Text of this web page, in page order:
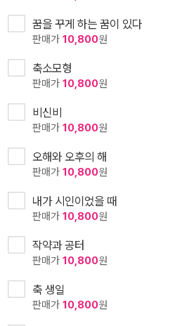
꿈을 꾸게 하는 꿈이 있다
판매가 10,800원
축소모형
판매가 10,800원
비신비
판매가 10,800원
오해와 오후의 해
판매가 10,800원
내가 시인이었을 때
판매가 10,800원
작약과 공터
판매가 10,800원
축 생일
판매가 10,800원